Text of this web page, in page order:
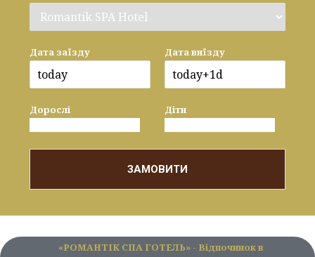
Дата заїзду Дата виїзду
Дорослі Діти
ЗАМОВИТИ
«РОМАНТІК СПА ГОТЕЛЬ» - Відпочинок в